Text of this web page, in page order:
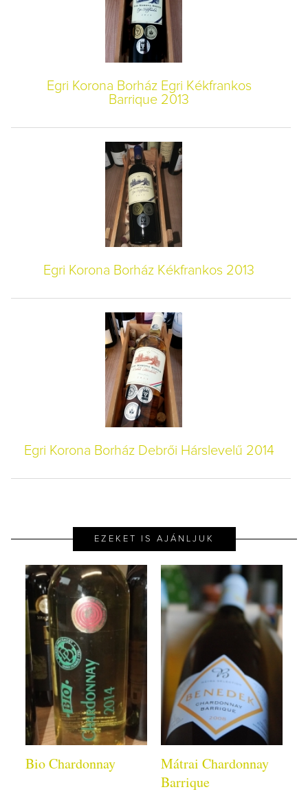
Egri Korona Borház Egri Kékfrankos
Barrique 2013
Egri Korona Borház Kékfrankos 2013
Egri Korona Borház Debrői Hárslevelű 2014
EZEKET IS AJÁNLJUK
Bio Chardonnay
Mátrai Chardonnay
Barrique